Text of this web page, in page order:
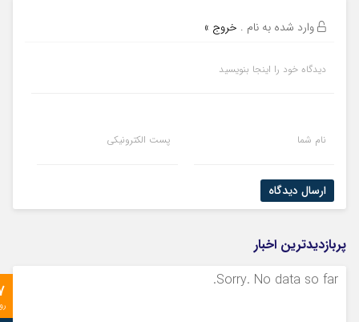
وارد شده به نام . خروج »
دیدگاه خود را اینجا بنویسید
نام شما پست الکترونیکی
ارسال دیدگاه
پربازدیدترین اخبار
Sorry. No data so far.